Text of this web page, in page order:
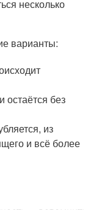
несколько
варианты:
остаётся без
из
и всё более